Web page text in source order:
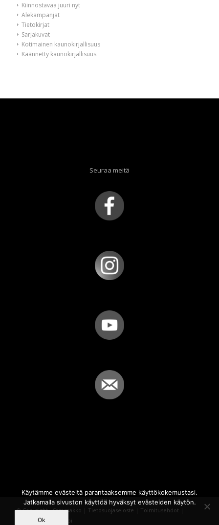
Kiinnostavaa juuri nyt
Alekampanjat
Tietokirjat
Sarjakuvat
Kotimainen kaunokirjallisuus
Käännetty kaunokirjallisuus
Seuraa meitä
© Copyright - Sammakko | Tietosuojaseloste | Toimitusehdot |
Powered by
iQWebbi
Käytämme evästeitä parantaaksemme käyttökokemustasi.
Jatkamalla sivuston käyttöä hyväksyt evästeiden käytön.
Ok